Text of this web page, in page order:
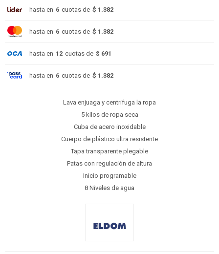
hasta en 6 cuotas de $ 1.382
hasta en 6 cuotas de $ 1.382
hasta en 12 cuotas de $ 691
hasta en 6 cuotas de $ 1.382
Lava enjuaga y centrifuga la ropa
5 kilos de ropa seca
Cuba de acero inoxidable
Cuerpo de plástico ultra resistente
Tapa transparente plegable
Patas con regulación de altura
Inicio programable
8 Niveles de agua